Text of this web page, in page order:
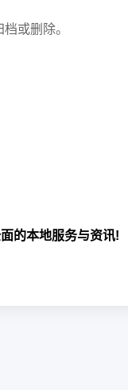
或删除。
的本地服务与资讯!